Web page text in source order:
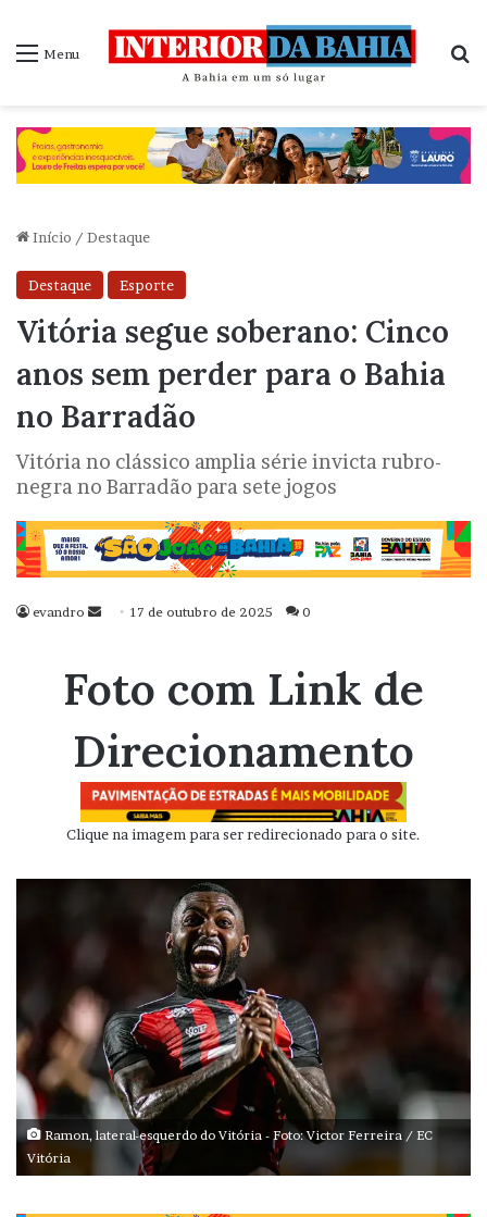
Menu
Início / Destaque
Destaque Esporte
Vitória segue soberano: Cinco
anos sem perder para o Bahia
no Barradão
Vitória no clássico amplia série invicta rubro-
negra no Barradão para sete jogos
evandro
Mande
mail
17 de outubro de 2025 0
Foto com Link de
Direcionamento
Clique na imagem para ser redirecionado para o site.
Ramon, lateral-esquerdo do Vitória - Foto: Victor Ferreira / EC
Vitória